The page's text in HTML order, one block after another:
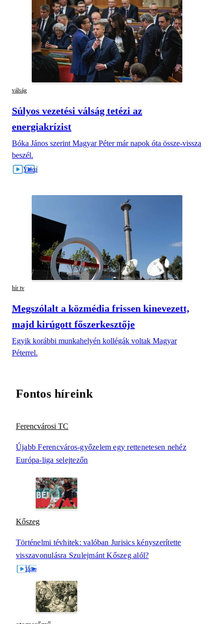
válság
Súlyos vezetési válság tetézi az
energiakrízist
Bóka János szerint Magyar Péter már napok óta össze-vissza
beszél.
hír tv
Megszólalt a közmédia frissen kinevezett,
majd kirúgott főszerkesztője
Egyik korábbi munkahelyén kollégák voltak Magyar
Péterrel.
Fontos híreink
Ferencvárosi TC
Újabb Ferencváros-győzelem egy rettenetesen nehéz
Európa-liga selejtezőn
Kőszeg
Történelmi tévhitek: valóban Jurisics kényszerítette
visszavonulásra Szulejmánt Kőszeg alól?